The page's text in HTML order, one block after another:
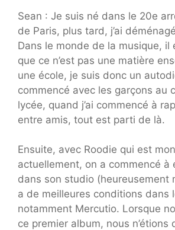
Sean : Je suis né dans le 20e
de Paris, plus tard, j’ai
Dans le monde de la musique, il
que ce n’est pas une matière
une école, je suis donc un
commencé avec les garçons au
lycée, quand j’ai commencé à
entre amis, tout est parti de là.
Ensuite, avec Roodie qui est
actuellement, on a commencé à
dans son studio (heureusement
a de meilleures conditions dans
notamment Mercutio. Lorsque
ce premier album, nous n’étions